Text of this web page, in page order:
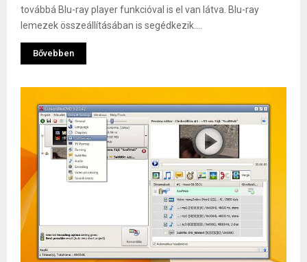
továbbá Blu-ray player funkcióval is el van látva. Blu-ray
lemezek összeállításában is segédkezik....
Bővebben